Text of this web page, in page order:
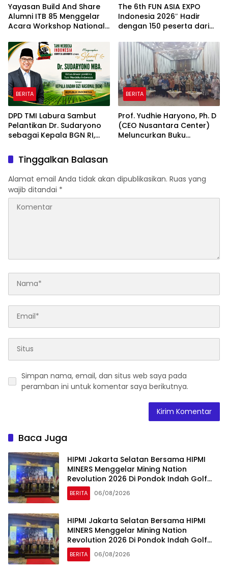
Yayasan Build And Share
Alumni ITB 85 Menggelar
Acara Workshop National
2026 & Dibuka Resmi
Pramono Anung (Gubernur
DKI Jakarta)
The 6th FUN ASIA EXPO
Indonesia 2026″ Hadir
dengan 150 peserta dari
Industri Taman Rekreasi
dan Ekosistem Pariwisata
di Tanah Air
BERITA
DPD TMI Labura Sambut
Pelantikan Dr. Sudaryono
sebagai Kepala BGN RI,
Ketahanan Pangan dan
Gizi Nasional
BERITA
Prof. Yudhie Haryono, Ph. D
(CEO Nusantara Center)
Meluncurkan Buku
Simposium Nasional
bertema “Urgensi Undang-
Tinggalkan Balasan
Alamat email Anda tidak akan dipublikasikan. Ruas yang
wajib ditandai *
Simpan nama, email, dan situs web saya pada
peramban ini untuk komentar saya berikutnya.
Baca Juga
HIPMI Jakarta Selatan Bersama HIPMI
MINERS Menggelar Mining Nation
Revolution 2026 Di Pondok Indah Golf
Jakarta
BERITA 06/08/2026
HIPMI Jakarta Selatan Bersama HIPMI
MINERS Menggelar Mining Nation
Revolution 2026 Di Pondok Indah Golf
Jakarta
BERITA 06/08/2026